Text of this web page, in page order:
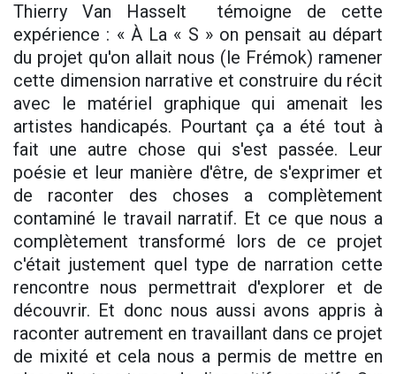
Thierry Van Hasselt témoigne de cette
expérience : « À La « S » on pensait au départ
du projet qu'on allait nous (le Frémok) ramener
cette dimension narrative et construire du récit
avec le matériel graphique qui amenait les
artistes handicapés. Pourtant ça a été tout à
fait une autre chose qui s'est passée. Leur
poésie et leur manière d'être, de s'exprimer et
de raconter des choses a complètement
contaminé le travail narratif. Et ce que nous a
complètement transformé lors de ce projet
c'était justement quel type de narration cette
rencontre nous permettrait d'explorer et de
découvrir. Et donc nous aussi avons appris à
raconter autrement en travaillant dans ce projet
de mixité et cela nous a permis de mettre en